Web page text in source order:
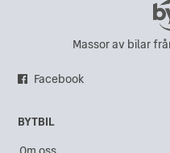
Massor av bilar
Facebook
BYTBIL